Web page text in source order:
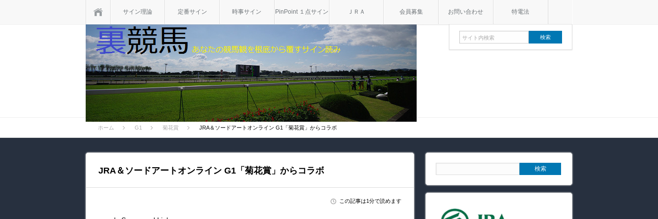
サイン理論 定番サイン 時事サイン PinPoint １点サイン ＪＲＡ 会員募集 お問い合わせ 特電法
ホーム G1 菊花賞 JRA＆ソードアートオンライン G1「菊花賞」からコラボ
JRA＆ソードアートオンライン G1「菊花賞」からコラボ
この記事は1分で読めます